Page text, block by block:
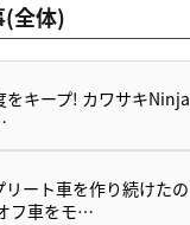
(全体)
をキープ! カワサキNinja
ート車を作り続けたの
フ車をモ…